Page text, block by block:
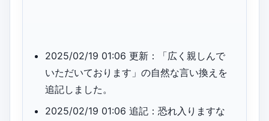
2025/02/19 01:06 更新：「広く親しんで
いただいております」の自然な言い換えを
追記しました。
2025/02/19 01:06 追記：恐れ入りますな